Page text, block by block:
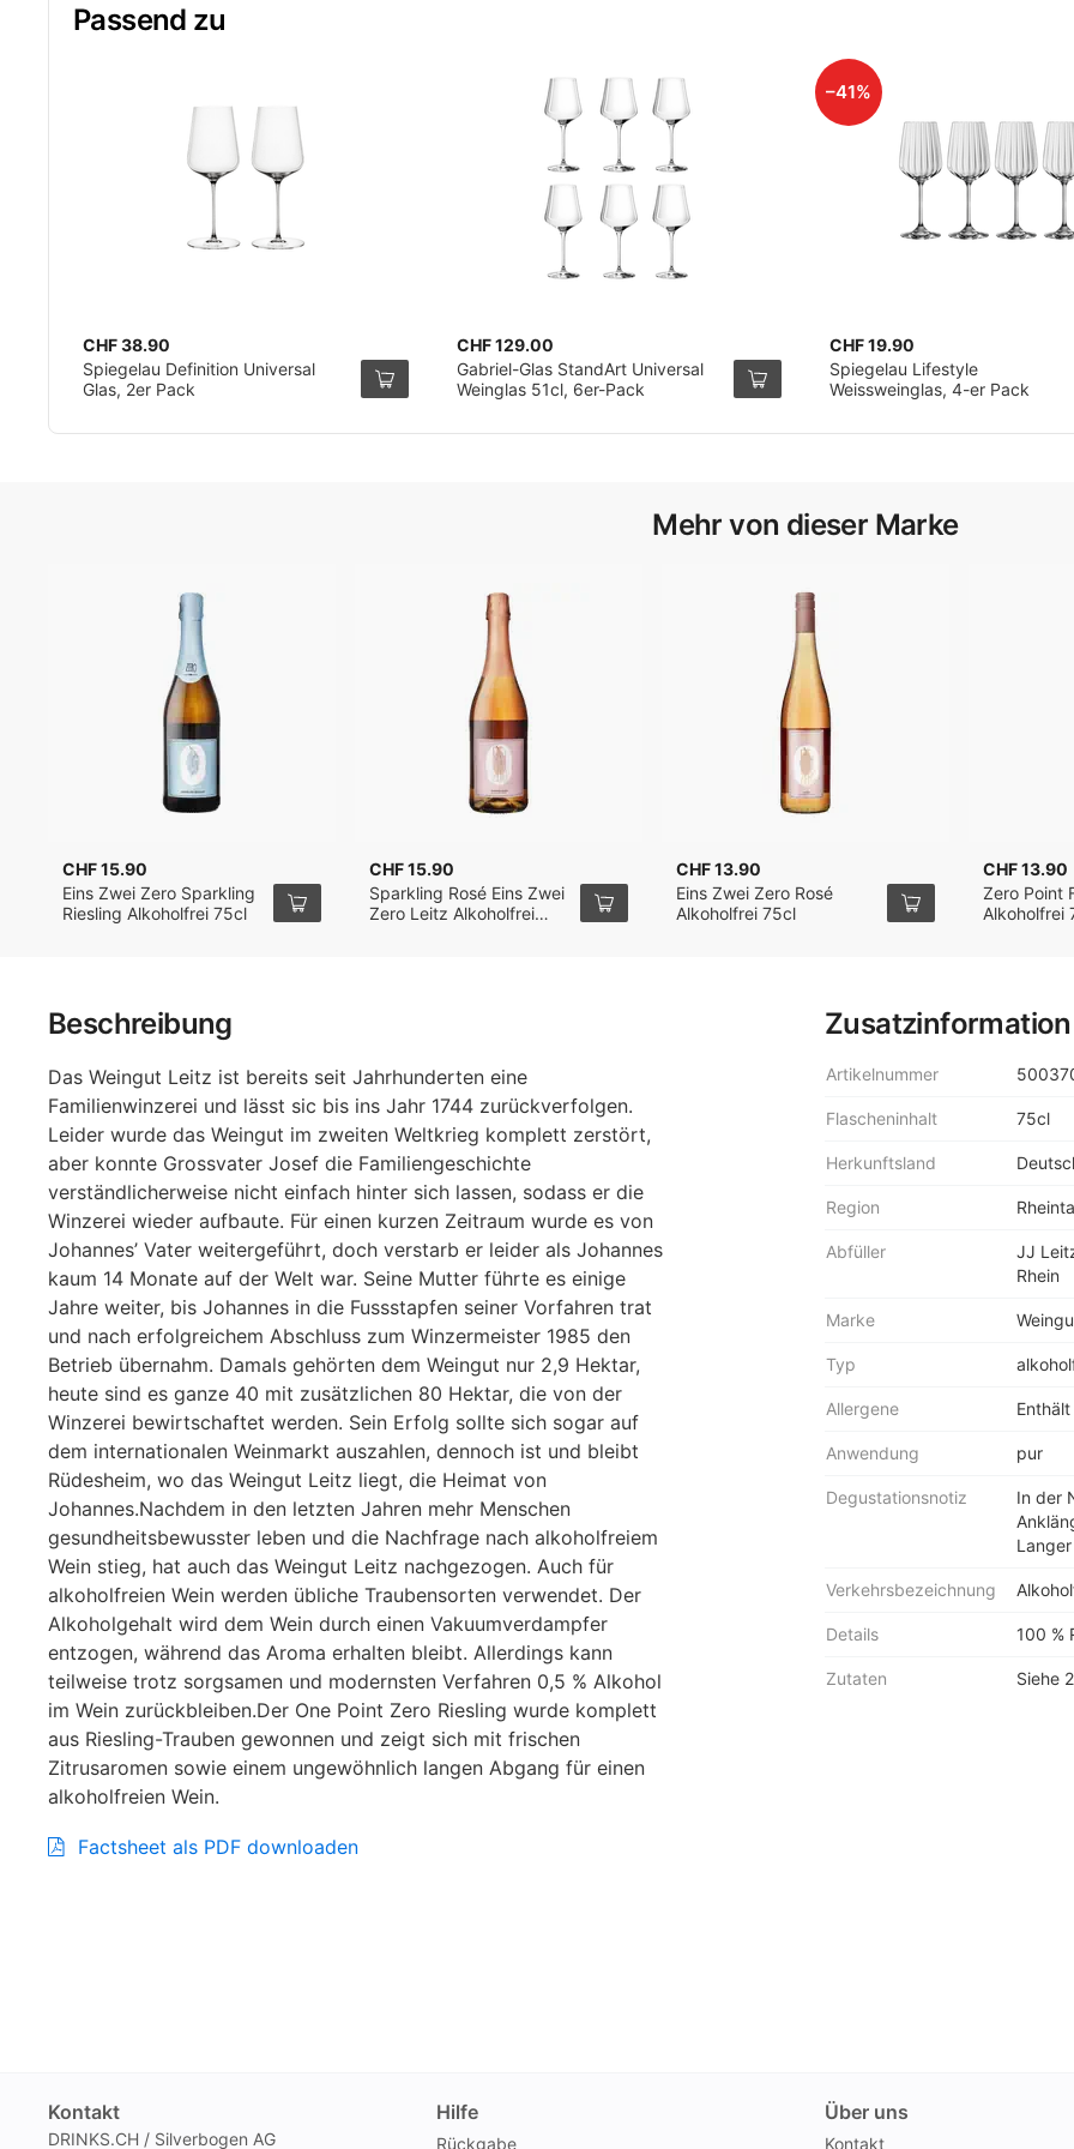
Passend zu
CHF 38.90
Spiegelau Definition Universal
Glas, 2er Pack
CHF 129.00
Gabriel-Glas StandArt Universal
Weinglas 51cl, 6er-Pack
–41%
CHF 19.90
Spiegelau Lifestyle
Weissweinglas, 4-er Pack
Beschreibung
Das Weingut Leitz ist bereits seit Jahrhunderten eine
Familienwinzerei und lässt sic bis ins Jahr 1744 zurückverfolgen.
Leider wurde das Weingut im zweiten Weltkrieg komplett zerstört,
aber konnte Grossvater Josef die Familiengeschichte
verständlicherweise nicht einfach hinter sich lassen, sodass er die
Winzerei wieder aufbaute. Für einen kurzen Zeitraum wurde es von
Johannes’ Vater weitergeführt, doch verstarb er leider als Johannes
kaum 14 Monate auf der Welt war. Seine Mutter führte es einige
Jahre weiter, bis Johannes in die Fussstapfen seiner Vorfahren trat
und nach erfolgreichem Abschluss zum Winzermeister 1985 den
Betrieb übernahm. Damals gehörten dem Weingut nur 2,9 Hektar,
heute sind es ganze 40 mit zusätzlichen 80 Hektar, die von der
Winzerei bewirtschaftet werden. Sein Erfolg sollte sich sogar auf
dem internationalen Weinmarkt auszahlen, dennoch ist und bleibt
Rüdesheim, wo das Weingut Leitz liegt, die Heimat von
Johannes.Nachdem in den letzten Jahren mehr Menschen
gesundheitsbewusster leben und die Nachfrage nach alkoholfreiem
Wein stieg, hat auch das Weingut Leitz nachgezogen. Auch für
alkoholfreien Wein werden übliche Traubensorten verwendet. Der
Alkoholgehalt wird dem Wein durch einen Vakuumverdampfer
entzogen, während das Aroma erhalten bleibt. Allerdings kann
teilweise trotz sorgsamen und modernsten Verfahren 0,5 % Alkohol
im Wein zurückbleiben.Der One Point Zero Riesling wurde komplett
aus Riesling-Trauben gewonnen und zeigt sich mit frischen
Zitrusaromen sowie einem ungewöhnlich langen Abgang für einen
alkoholfreien Wein.
Factsheet als PDF downloaden
Zusatzinformation
Artikelnummer
Flascheninhalt 75cl
Herkunftsland
Region
Abfüller
JJ
Rhein
Marke
Typ
Allergene
Anwendung pur
Degustationsnotiz
In der
Verkehrsbezeichnung
Details 100 %
Zutaten Siehe
Mehr von dieser Marke
CHF 15.90
Eins Zwei Zero Sparkling
Riesling Alkoholfrei 75cl
CHF 15.90
Sparkling Rosé Eins Zwei
Zero Leitz Alkoholfrei
CHF 13.90
Eins Zwei Zero Rosé
Alkoholfrei 75cl
CHF 13.90
Zero Point
Alkoholfrei
Kontakt
DRINKS.CH / Silverbogen AG
Hilfe
Rückgabe
Über uns
Kontakt